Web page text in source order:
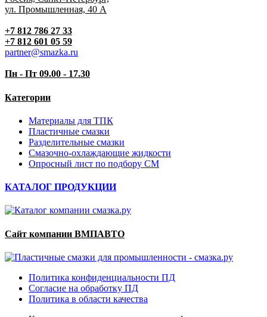
ул. Промышленная, 40 А
+7 812 786 27 33
+7 812 601 05 59
partner@smazka.ru
Пн - Пт 09.00 - 17.30
Категории
Материалы для ТПК
Пластичные смазки
Разделительные смазки
Смазочно-охлаждающие жидкости
Опросный лист по подбору СМ
КАТАЛОГ ПРОДУКЦИИ
Сайт компании ВМПАВТО
Политика конфиденциальности ПД
Согласие на обработку ПД
Политика в области качества